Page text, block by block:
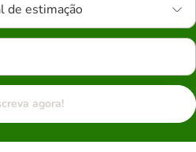
de estimação
agora!